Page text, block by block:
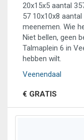
20x15x5 aantal
57 10x10x8
meenemen. Wie
Niet bellen, geen
Talmaplein 6 in
hebben wilt.
Veenendaal
€ GRATIS